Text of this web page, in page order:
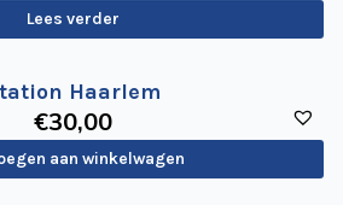
Lees verder
Haarlem
€30,00
aan winkelwagen